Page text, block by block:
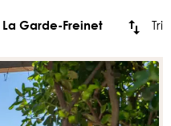
La Garde-Freinet Tri